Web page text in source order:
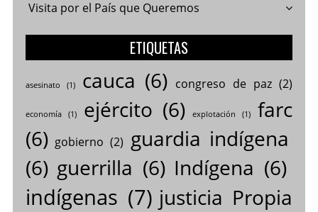
Visita por el País que Queremos
ETIQUETAS
asesinato (1) cauca (6) congreso de paz(2)
economía(1) ejército (6) explotación (1)
farc
(6) gobierno (2) guardia indígena
(6) guerrilla (6) Indígena (6)
indígenas (7) justicia Propia